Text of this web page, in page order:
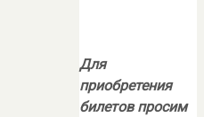
Для
приобретения
билетов просим